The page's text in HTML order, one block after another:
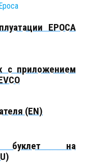
EPOCA
с приложением
(EN)
буклет на